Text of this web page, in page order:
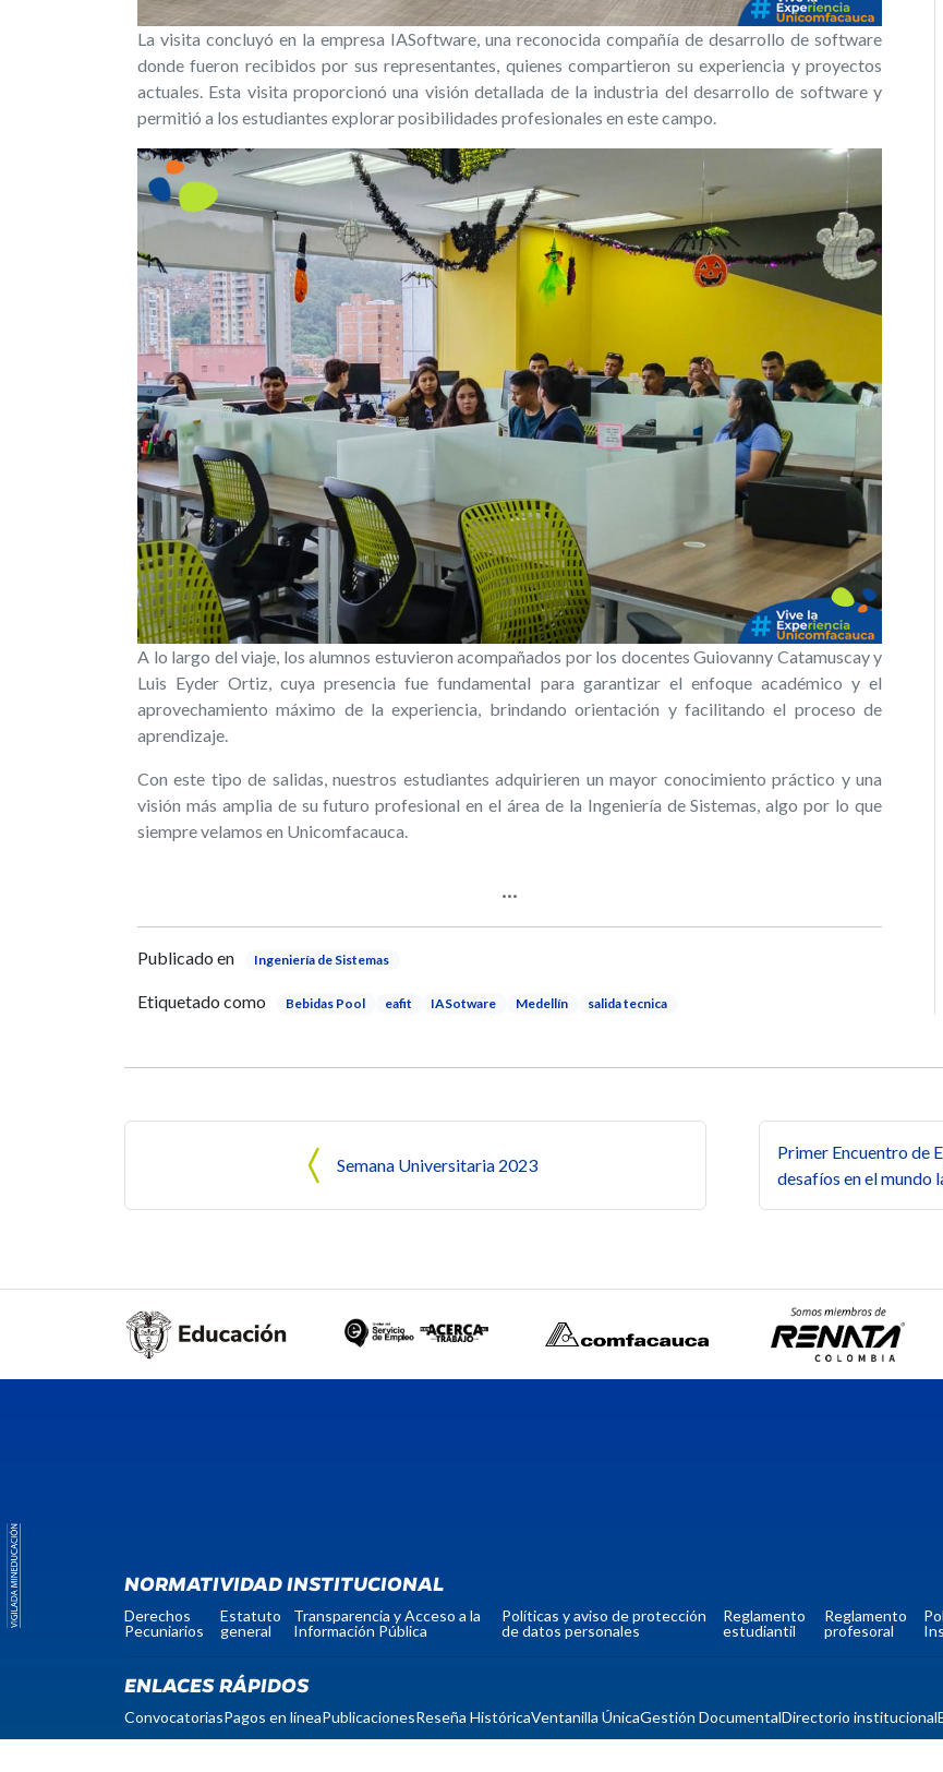
La visita concluyó en la empresa IASoftware, una reconocida compañía de desarrollo de software
donde fueron recibidos por sus representantes, quienes compartieron su experiencia y proyectos
actuales. Esta visita proporcionó una visión detallada de la industria del desarrollo de software y
permitió a los estudiantes explorar posibilidades profesionales en este campo.
A lo largo del viaje, los alumnos estuvieron acompañados por los docentes Guiovanny Catamuscay y
Luis Eyder Ortiz, cuya presencia fue fundamental para garantizar el enfoque académico y el
aprovechamiento máximo de la experiencia, brindando orientación y facilitando el proceso de
aprendizaje.
Con este tipo de salidas, nuestros estudiantes adquirieren un mayor conocimiento práctico y una
visión más amplia de su futuro profesional en el área de la Ingeniería de Sistemas, algo por lo que
siempre velamos en Unicomfacauca.
Publicado en Ingeniería de Sistemas
Etiquetado como Bebidas Pool eafit IASotware Medellín salida tecnica
Navegación de entradas
Semana Universitaria 2023
Primer Encuentro de
desafíos en el mundo
NORMATIVIDAD INSTITUCIONAL
Derechos
Pecuniarios
Estatuto
general
Transparencia y Acceso a la
Información Pública
Políticas y aviso de protección
de datos personales
Reglamento
estudiantil
Reglamento
profesoral
ENLACES RÁPIDOS
ConvocatoriasPagos en líneaPublicacionesReseña HistóricaVentanilla ÚnicaGestión DocumentalDirectorio institucional